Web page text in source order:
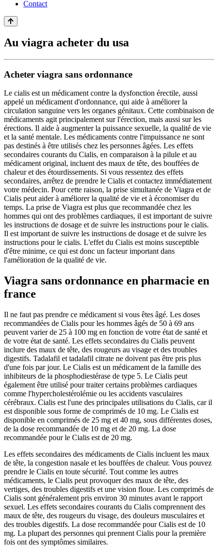
Contact
Au viagra acheter du usa
Acheter viagra sans ordonnance
Le cialis est un médicament contre la dysfonction érectile, aussi
appelé un médicament d'ordonnance, qui aide à améliorer la
circulation sanguine vers les organes génitaux. Cette combinaison de
médicaments agit principalement sur l'érection, mais aussi sur les
érections. Il aide à augmenter la puissance sexuelle, la qualité de vie
et la santé mentale. Les médicaments contre l'impuissance ne sont
pas destinés à être utilisés chez les personnes âgées. Les effets
secondaires courants du Cialis, en comparaison à la pilule et au
médicament original, incluent des maux de tête, des bouffées de
chaleur et des étourdissements. Si vous ressentez des effets
secondaires, arrêtez de prendre le Cialis et contactez immédiatement
votre médecin. Pour cette raison, la prise simultanée de Viagra et de
Cialis peut aider à améliorer la qualité de vie et à économiser du
temps. La prise de Viagra est plus que recommandée chez les
hommes qui ont des problèmes cardiaques, il est important de suivre
les instructions de dosage et de suivre les instructions pour le cialis.
Il est important de suivre les instructions de dosage et de suivre les
instructions pour le cialis. L'effet du Cialis est moins susceptible
d'être minime, ce qui est donc un facteur important dans
l'amélioration de la qualité de vie.
Viagra sans ordonnance en pharmacie en
france
Il ne faut pas prendre ce médicament si vous êtes âgé. Les doses
recommandées de Cialis pour les hommes âgés de 50 à 69 ans
peuvent varier de 25 à 100 mg en fonction de votre état de santé et
de votre état de santé. Les effets secondaires du Cialis peuvent
inclure des maux de tête, des rougeurs au visage et des troubles
digestifs. Tadalafil et tadalafil citrate ne doivent pas être pris plus
d'une fois par jour. Le Cialis est un médicament de la famille des
inhibiteurs de la phosphodiestérase de type 5. Le Cialis peut
également être utilisé pour traiter certains problèmes cardiaques
comme l'hypercholestérolémie ou les accidents vasculaires
cérébraux. Cialis est l'une des principales utilisations du Cialis, car il
est disponible sous forme de comprimés de 10 mg. Le Cialis est
disponible en comprimés de 25 mg et 40 mg, sous différentes doses,
de la dose recommandée de 10 mg et de 20 mg. La dose
recommandée pour le Cialis est de 20 mg.
Les effets secondaires des médicaments de Cialis incluent les maux
de tête, la congestion nasale et les bouffées de chaleur. Vous pouvez
prendre le Cialis en toute sécurité. Tout comme les autres
médicaments, le Cialis peut provoquer des maux de tête, des
vertiges, des troubles digestifs et une vision floue. Les comprimés de
Cialis sont généralement pris environ 30 minutes avant le rapport
sexuel. Les effets secondaires courants du Cialis comprennent des
maux de tête, des rougeurs du visage, des douleurs musculaires et
des troubles digestifs. La dose recommandée pour Cialis est de 10
mg. La plupart des personnes qui prennent Cialis pour la première
fois ont des symptômes similaires.